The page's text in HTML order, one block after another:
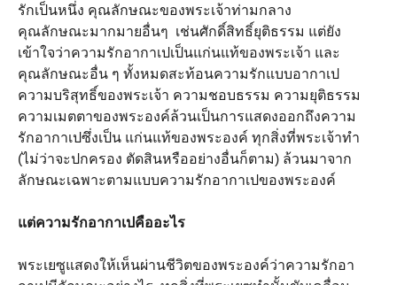
รักเป็นหนึ่ง คุณลักษณะของพระเจ้าท่ามกลาง
คุณลักษณะมากมายอื่นๆ เช่นศักดิ์สิทธิ์ยุติธรรม แต่ยัง
เข้าใจว่าความรักอากาเปเป็นแก่นแท้ของพระเจ้า และ
คุณลักษณะอื่น ๆ ทั้งหมดสะท้อนความรักแบบอากาเป
ความบริสุทธิ์ของพระเจ้า ความชอบธรรม ความยุติธรรม
ความเมตตาของพระองค์ล้วนเป็นการแสดงออกถึงความ
รักอากาเปซึ่งเป็น แก่นแท้ของพระองค์ ทุกสิ่งที่พระเจ้าทำ
(ไม่ว่าจะปกครอง ตัดสินหรืออย่างอื่นก็ตาม) ล้วนมาจาก
ลักษณะเฉพาะตามแบบความรักอากาเปของพระองค์
แต่ความรักอากาเปคืออะไร
พระเยซูแสดงให้เห็นผ่านชีวิตของพระองค์ว่าความรักอา